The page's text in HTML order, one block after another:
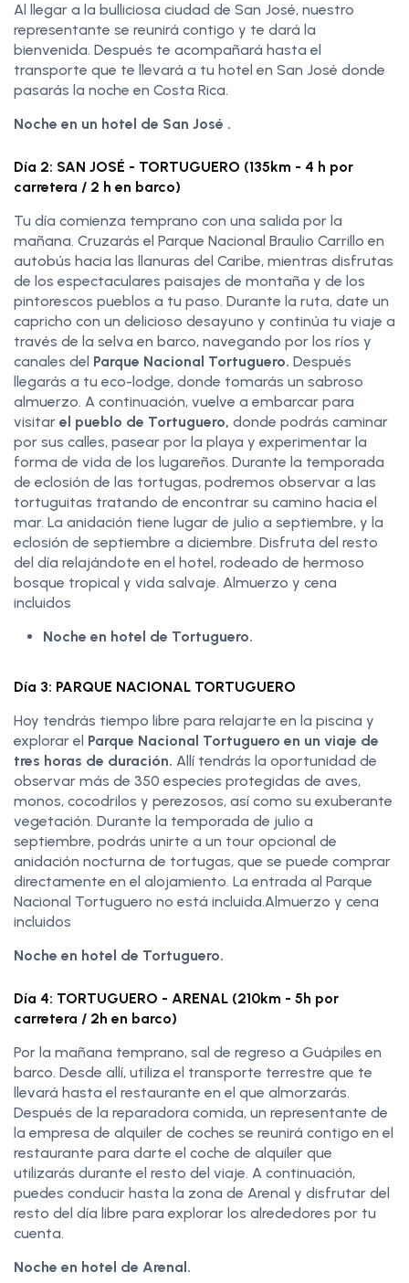
Al llegar a la bulliciosa ciudad de San José, nuestro
representante se reunirá contigo y te dará la
bienvenida. Después te acompañará hasta el
transporte que te llevará a tu hotel en San José donde
pasarás la noche en Costa Rica.
Noche en un hotel de San José .
Día 2: SAN JOSÉ - TORTUGUERO (135km - 4 h por
carretera / 2 h en barco)
Tu día comienza temprano con una salida por la
mañana. Cruzarás el Parque Nacional Braulio Carrillo en
autobús hacia las llanuras del Caribe, mientras disfrutas
de los espectaculares paisajes de montaña y de los
pintorescos pueblos a tu paso. Durante la ruta, date un
capricho con un delicioso desayuno y continúa tu viaje a
través de la selva en barco, navegando por los ríos y
canales del Parque Nacional Tortuguero. Después
llegarás a tu eco-lodge, donde tomarás un sabroso
almuerzo. A continuación, vuelve a embarcar para
visitar el pueblo de Tortuguero, donde podrás caminar
por sus calles, pasear por la playa y experimentar la
forma de vida de los lugareños. Durante la temporada
de eclosión de las tortugas, podremos observar a las
tortuguitas tratando de encontrar su camino hacia el
mar. La anidación tiene lugar de julio a septiembre, y la
eclosión de septiembre a diciembre. Disfruta del resto
del día relajándote en el hotel, rodeado de hermoso
bosque tropical y vida salvaje. Almuerzo y cena
incluidos
Noche en hotel de Tortuguero.
Día 3: PARQUE NACIONAL TORTUGUERO
Hoy tendrás tiempo libre para relajarte en la piscina y
explorar el Parque Nacional Tortuguero en un viaje de
tres horas de duración. Allí tendrás la oportunidad de
observar más de 350 especies protegidas de aves,
monos, cocodrilos y perezosos, así como su exuberante
vegetación. Durante la temporada de julio a
septiembre, podrás unirte a un tour opcional de
anidación nocturna de tortugas, que se puede comprar
directamente en el alojamiento. La entrada al Parque
Nacional Tortuguero no está incluida.Almuerzo y cena
incluidos
Noche en hotel de Tortuguero.
Día 4: TORTUGUERO - ARENAL (210km - 5h por
carretera / 2h en barco)
Por la mañana temprano, sal de regreso a Guápiles en
barco. Desde allí, utiliza el transporte terrestre que te
llevará hasta el restaurante en el que almorzarás.
Después de la reparadora comida, un representante de
la empresa de alquiler de coches se reunirá contigo en el
restaurante para darte el coche de alquiler que
utilizarás durante el resto del viaje. A continuación,
puedes conducir hasta la zona de Arenal y disfrutar del
resto del día libre para explorar los alrededores por tu
cuenta.
Noche en hotel de Arenal.